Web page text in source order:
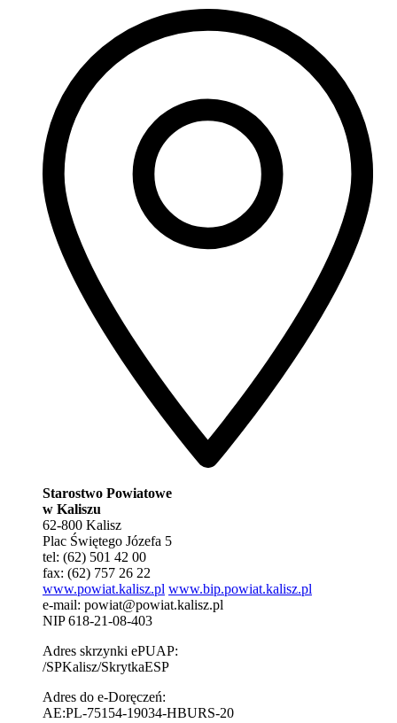
Starostwo Powiatowe
w Kaliszu
62-800 Kalisz
Plac Świętego Józefa 5
tel: (62) 501 42 00
fax: (62) 757 26 22
www.powiat.kalisz.pl www.bip.powiat.kalisz.pl
e-mail: powiat@powiat.kalisz.pl
NIP 618-21-08-403
Adres skrzynki ePUAP:
/SPKalisz/SkrytkaESP
Adres do e-Doręczeń:
AE:PL-75154-19034-HBURS-20